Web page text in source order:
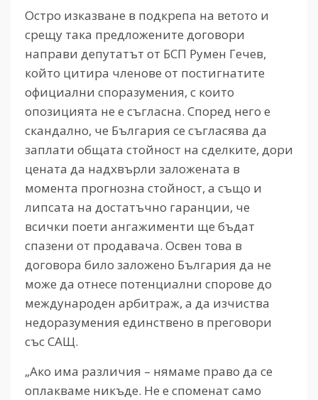
Остро изказване в подкрепа на ветото и
срещу така предложените договори
направи депутатът от БСП Румен Гечев,
който цитира членове от постигнатите
официални споразумения, с които
опозицията не е съгласна. Според него е
скандално, че България се съгласява да
заплати общата стойност на сделките, дори
цената да надхвърли заложената в
момента прогнозна стойност, а също и
липсата на достатъчно гаранции, че
всички поети ангажименти ще бъдат
спазени от продавача. Освен това в
договора било заложено България да не
може да отнесе потенциални спорове до
международен арбитраж, а да изчиства
недоразумения единствено в преговори
със САЩ.
„Ако има различия – нямаме право да се
оплакваме никъде. Не е споменат само